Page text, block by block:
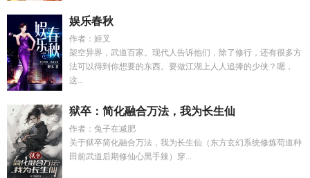
娱乐春秋
作者：姬叉
架空异界，武道百家。现代人告诉他们，除了修行，还有很多方
法可以得到你想要的东西。要做江湖上人人追捧的少侠？嗯，
这...
狱卒：简化融合万法，我为长生仙
作者：兔子在减肥
关于狱卒简化融合万法，我为长生仙（东方玄幻系统修炼苟道种
田前武道后期修仙心黑手辣）穿...